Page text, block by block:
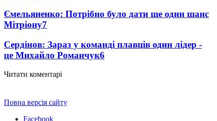
Ємельяненко: Потрібно було дати ще один шанс
Мітріону7
Сердінов: Зараз у команді плавців один лідер -
це Михайло Романчук6
Читати коментарі
Повна версія сайту
Facebook